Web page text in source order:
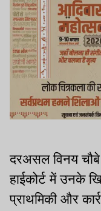
दरअसल विनय
हाईकोर्ट में उनके
प्राथमिकी और